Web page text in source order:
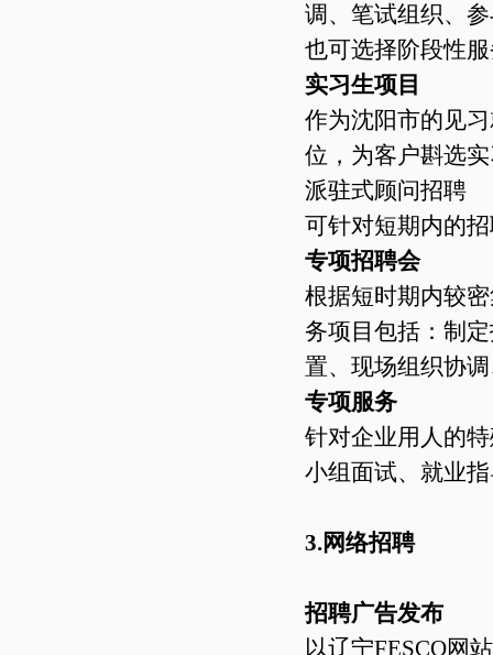
调、笔试组织、
也可选择阶段性
实习生项目
作为沈阳市的见
位，为客户斟选
派驻式顾问招聘
可针对短期内的
专项招聘会
根据短时期内较
务项目包括：制
置、现场组织协
专项服务
针对企业用人的
小组面试、就业
3.网络招聘
招聘广告发布
以辽宁FESCO网